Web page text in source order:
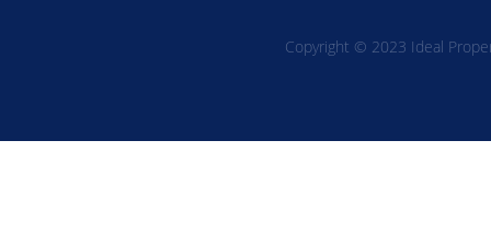
Copyright © 2023 Ideal